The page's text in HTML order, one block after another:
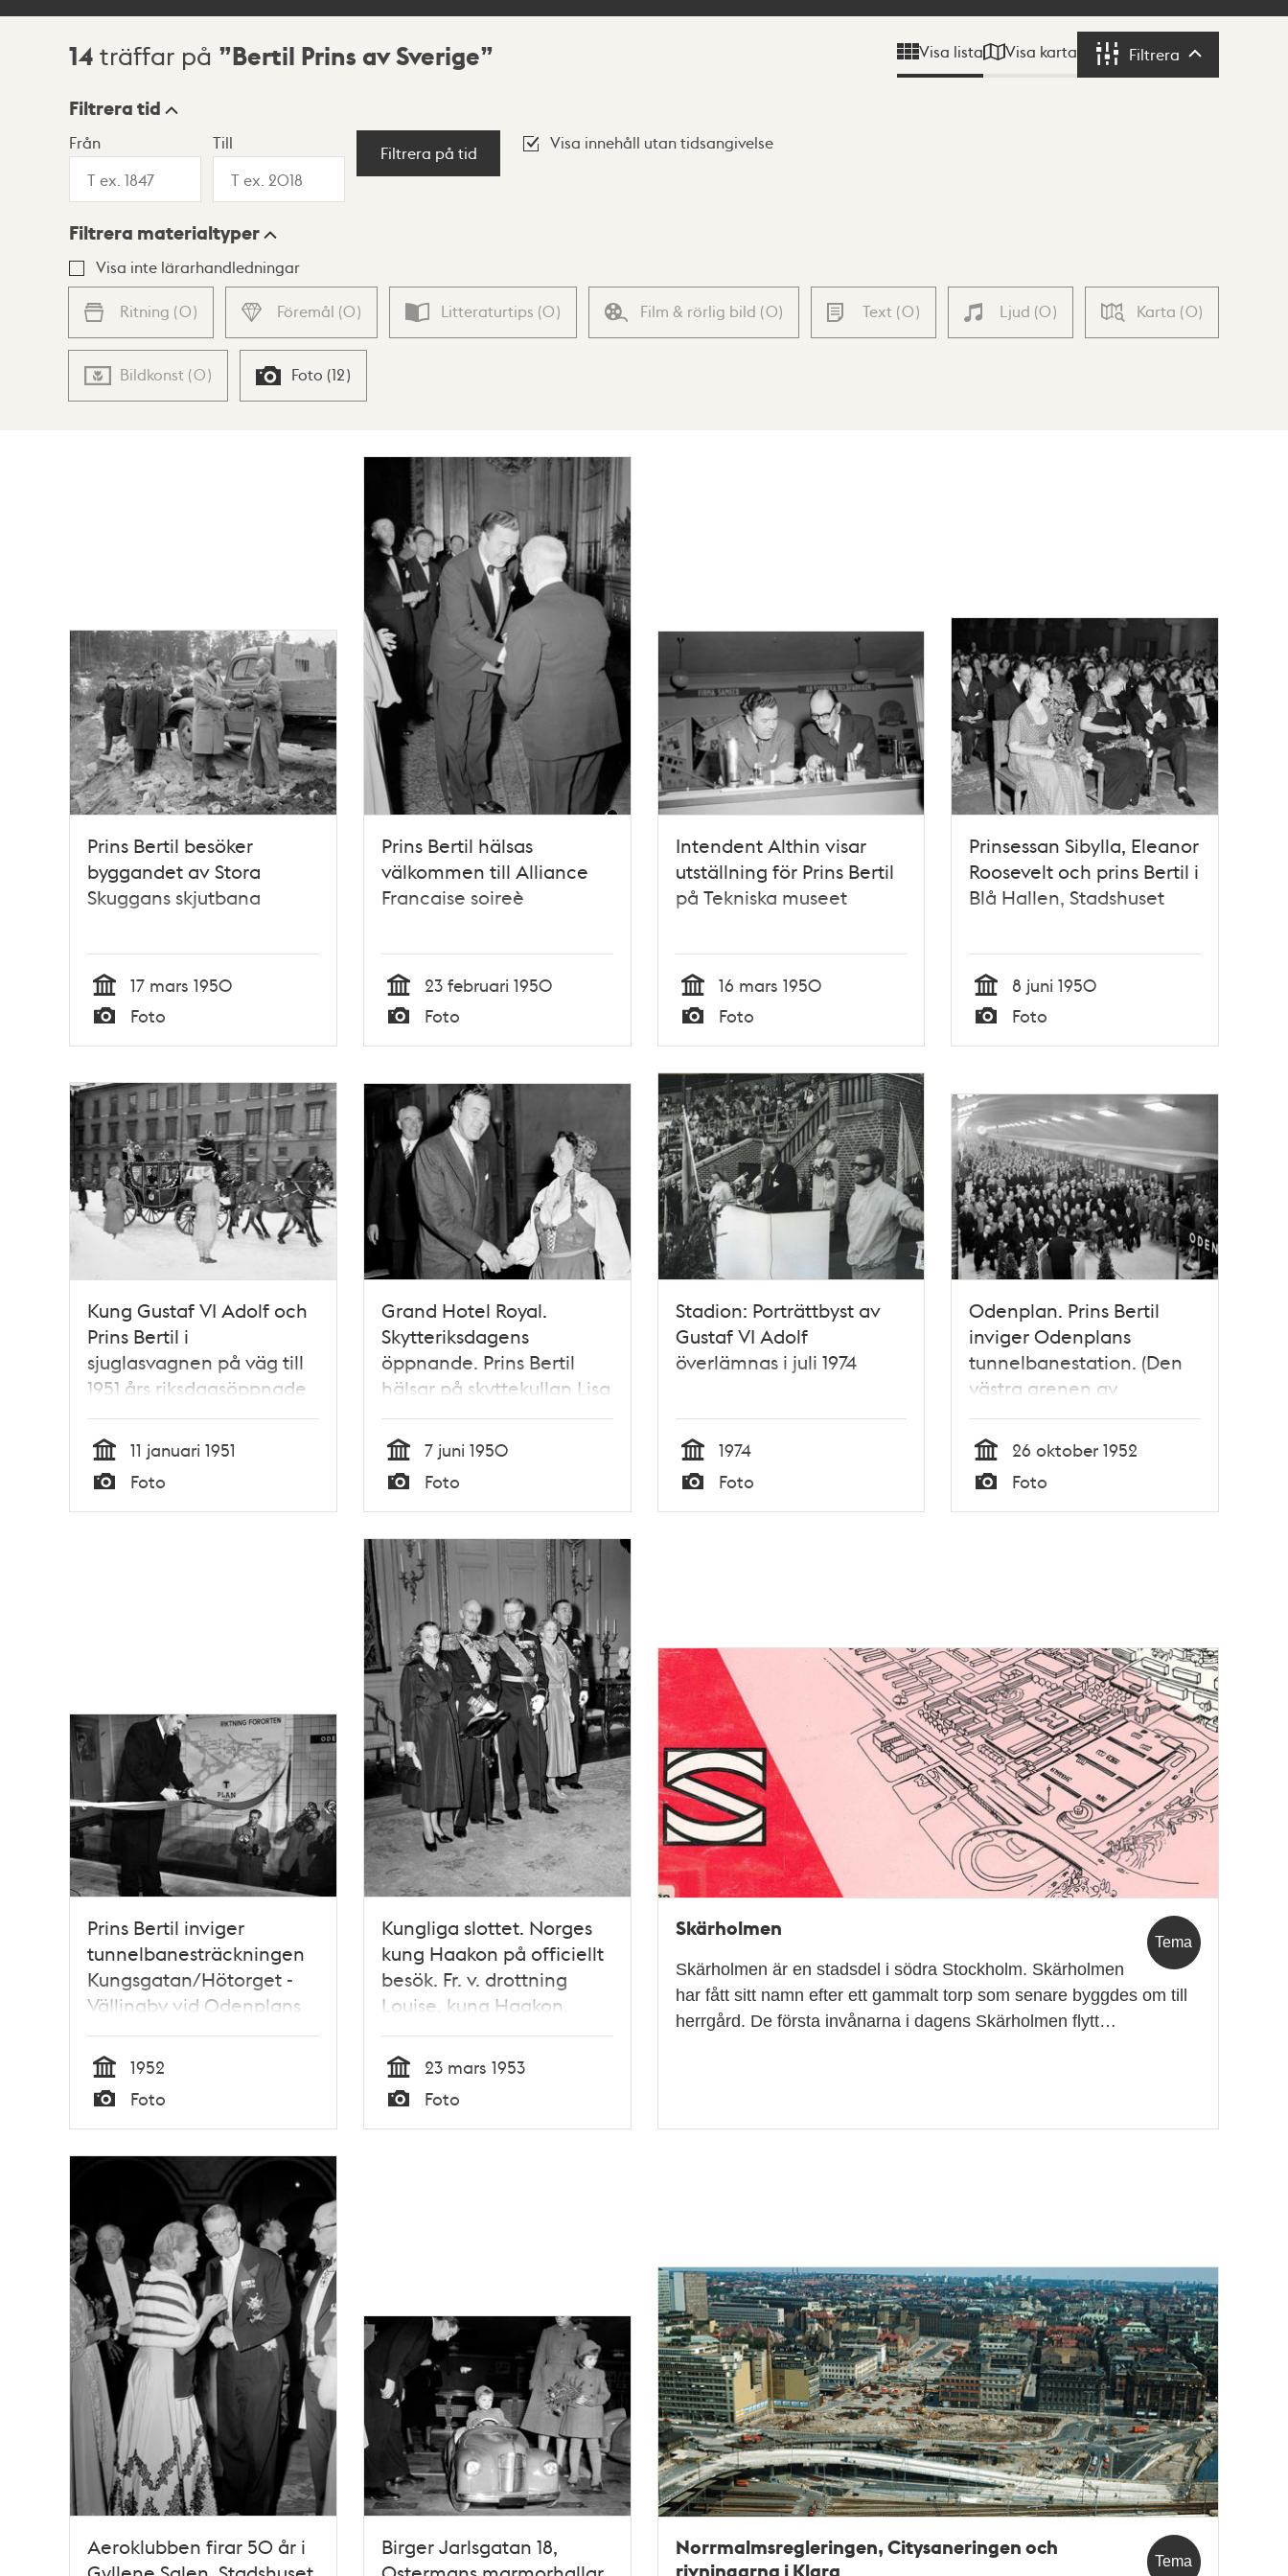
Sökresultat
14 träffar på Bertil Prins av Sverige Visa lista Visa karta Filtrera Filtrera
Visningsläge
Lista Karta
Filtrera tid
Från Till
Filtrera på tid
Visa innehåll utan tidsangivelse
Filtrera materialtyper
Visa inte lärarhandledningar
Ritning (0) Föremål (0) Litteraturtips (0) Film & rörlig bild (0) Text (0) Ljud (0) Karta (0)
Bildkonst (0) Foto (12)
Prins Bertil besöker
byggandet av Stora
Skuggans skjutbana
Tid
17 mars 1950
Typ
Foto
Prins Bertil hälsas
välkommen till Alliance
Francaise soireè
Tid
23 februari 1950
Typ
Foto
Intendent Althin visar
utställning för Prins Bertil
på Tekniska museet
Tid
16 mars 1950
Typ
Foto
Prinsessan Sibylla, Eleanor
Roosevelt och prins Bertil i
Blå Hallen, Stadshuset
Tid
8 juni 1950
Typ
Foto
Kung Gustaf VI Adolf och
Prins Bertil i
sjuglasvagnen på väg till
1951 års riksdagsöppnade
Tid
11 januari 1951
Foto
Grand Hotel Royal.
Skytteriksdagens
öppnande. Prins Bertil
hälsar på skyttekullan Lisa
Eriksson
Tid
7 juni 1950
Foto
Stadion: Porträttbyst av
Gustaf VI Adolf
överlämnas i juli 1974
Tid
1974
Foto
Odenplan. Prins Bertil
inviger Odenplans
tunnelbanestation. (Den
västra grenen av
tunnelbanan invigs,
Kungsgatan/Hötorget -
Vällingby, 1952-10-26)
Tid
26 oktober 1952
Foto
Prins Bertil inviger
tunnelbanesträckningen
Kungsgatan/Hötorget -
Vällingby vid Odenplans
tunnelbanestation genom
att klippa av det blågula
bandet framför
premiärtåget.
Tid
1952
Typ
Foto
Kungliga slottet. Norges
kung Haakon på officiellt
besök. Fr. v. drottning
Louise, kung Haakon,
kung Gustaf VI Adolf,
prinsessan Ingeborg och
prins Bertil
Tid
23 mars 1953
Typ
Foto
Tema
Skärholmen
Skärholmen är en stadsdel i södra Stockholm. Skärholmen
har fått sitt namn efter ett gammalt torp som senare byggdes om till
herrgård. De första invånarna i dagens Skärholmen flytt…
Aeroklubben firar 50 år i
Birger Jarlsgatan 18,
Tema
Norrmalmsregleringen, Citysaneringen och
rivningarna i Klara